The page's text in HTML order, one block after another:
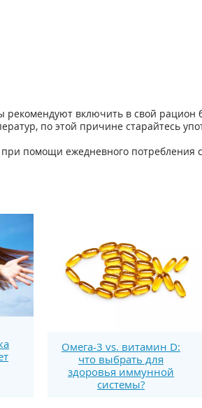
включить в свой рацион
по этой причине старайтесь
помощи ежедневного потребления
Омега-3 vs. витамин D:
что выбрать для
здоровья иммунной
системы?